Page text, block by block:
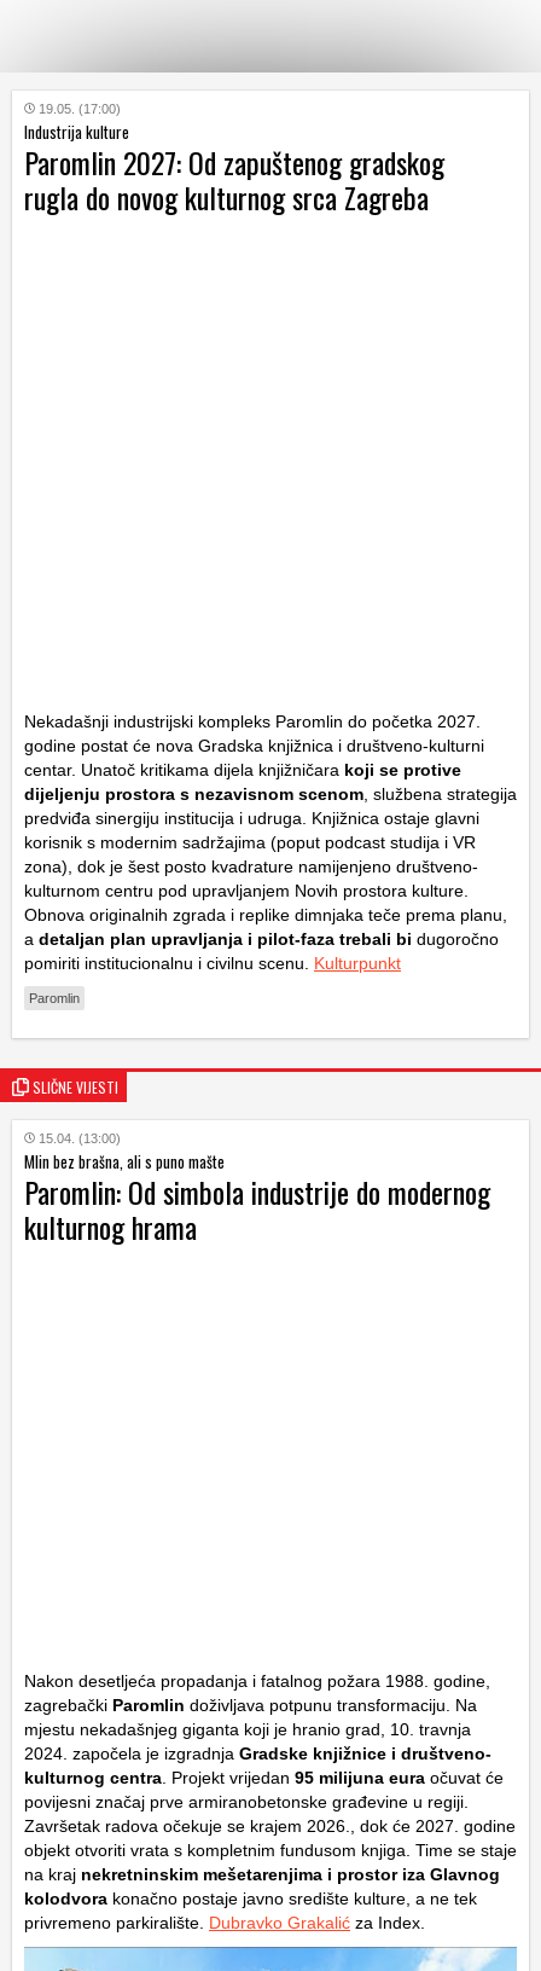
KATEGORIJE
HRVATSKI
WEB
19.05. (17:00)
Industrija kulture
Paromlin 2027: Od zapuštenog gradskog
rugla do novog kulturnog srca Zagreba
Nekadašnji industrijski kompleks Paromlin do početka 2027.
godine postat će nova Gradska knjižnica i društveno-kulturni
centar. Unatoč kritikama dijela knjižničara koji se protive
dijeljenju prostora s nezavisnom scenom , službena strategija
predviđa sinergiju institucija i udruga. Knjižnica ostaje glavni
korisnik s modernim sadržajima (poput podcast studija i VR
zona), dok je šest posto kvadrature namijenjeno društveno-
kulturnom centru pod upravljanjem Novih prostora kulture.
Obnova originalnih zgrada i replike dimnjaka teče prema planu,
a detaljan plan upravljanja i pilot-faza trebali bi dugoročno
pomiriti institucionalnu i civilnu scenu. Kulturpunkt
Paromlin
SLIČNE VIJESTI
15.04. (13:00)
Mlin bez brašna, ali s puno mašte
Paromlin: Od simbola industrije do modernog
kulturnog hrama
Nakon desetljeća propadanja i fatalnog požara 1988. godine,
zagrebački Paromlin doživljava potpunu transformaciju. Na
mjestu nekadašnjeg giganta koji je hranio grad, 10. travnja
2024. započela je izgradnja Gradske knjižnice i društveno-
kulturnog centra. Projekt vrijedan 95 milijuna eura očuvat će
povijesni značaj prve armiranobetonske građevine u regiji.
Završetak radova očekuje se krajem 2026., dok će 2027. godine
objekt otvoriti vrata s kompletnim fundusom knjiga. Time se staje
na kraj nekretninskim mešetarenjima i prostor iza Glavnog
kolodvora konačno postaje javno središte kulture, a ne tek
privremeno parkiralište. Dubravko Grakalić za Index.